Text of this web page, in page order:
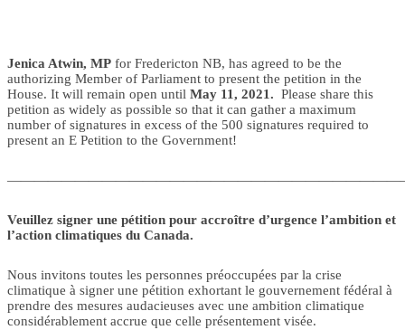
Jenica Atwin, MP for Fredericton NB, has agreed to be the
authorizing Member of Parliament to present the petition in the
House. It will remain open until May 11, 2021. Please share this
petition as widely as possible so that it can gather a maximum
number of signatures in excess of the 500 signatures required to
present an E Petition to the Government!
Veuillez signer une pétition pour accroître d’urgence l’ambition et
l’action climatiques du Canada.
Nous invitons toutes les personnes préoccupées par la crise
climatique à signer une pétition exhortant le gouvernement fédéral à
prendre des mesures audacieuses avec une ambition climatique
considérablement accrue que celle présentement visée.